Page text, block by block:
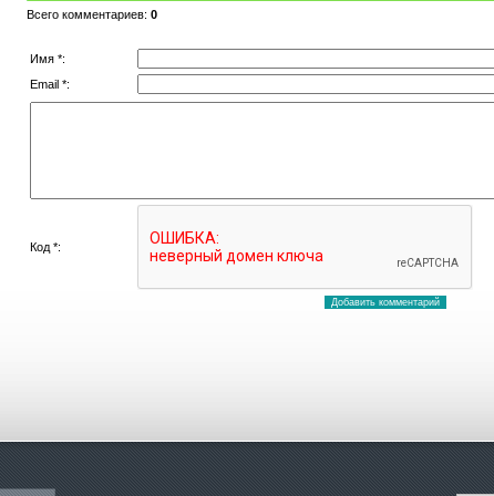
Всего комментариев: 0
Имя *:
Email *:
Код *: